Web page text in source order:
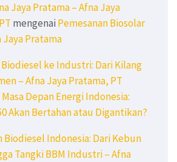
Jaya Pratama – Afna Jaya
mengenai Pemesanan Biosolar
Jaya Pratama
ke Industri: Dari Kilang
– Afna Jaya Pratama, PT
Masa Depan Energi Indonesia:
Akan Bertahan atau Digantikan?
Biodiesel Indonesia: Dari Kebun
Tangki BBM Industri – Afna